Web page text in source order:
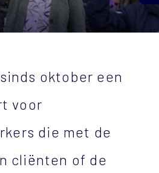
oktober een
voor
die met de
cliënten of de